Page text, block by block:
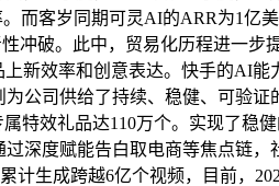
而客岁同期可灵AI的ARR为1亿
冲破。此中，贸易化历程进一
效率和创意表达。快手的AI能
公司供给了持续、稳健、可验
效礼品达110万个。实现了稳
度赋能告白取电商等焦点链
生成跨越6亿个视频，目前，